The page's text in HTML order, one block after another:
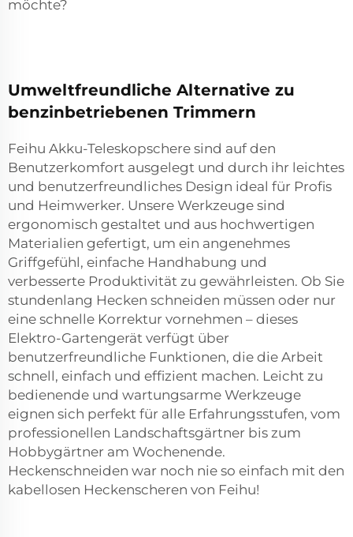
möchte?
Umweltfreundliche Alternative zu
benzinbetriebenen Trimmern
Feihu Akku-Teleskopschere sind auf den
Benutzerkomfort ausgelegt und durch ihr leichtes
und benutzerfreundliches Design ideal für Profis
und Heimwerker. Unsere Werkzeuge sind
ergonomisch gestaltet und aus hochwertigen
Materialien gefertigt, um ein angenehmes
Griffgefühl, einfache Handhabung und
verbesserte Produktivität zu gewährleisten. Ob Sie
stundenlang Hecken schneiden müssen oder nur
eine schnelle Korrektur vornehmen – dieses
Elektro-Gartengerät verfügt über
benutzerfreundliche Funktionen, die die Arbeit
schnell, einfach und effizient machen. Leicht zu
bedienende und wartungsarme Werkzeuge
eignen sich perfekt für alle Erfahrungsstufen, vom
professionellen Landschaftsgärtner bis zum
Hobbygärtner am Wochenende.
Heckenschneiden war noch nie so einfach mit den
kabellosen Heckenscheren von Feihu!